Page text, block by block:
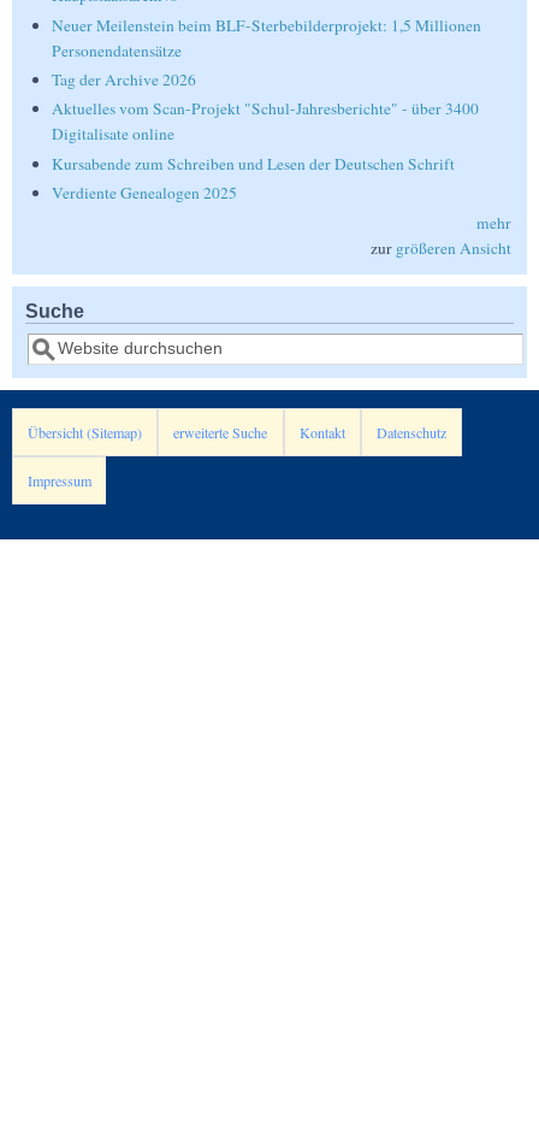
Neuer Meilenstein beim BLF-Sterbebilderprojekt: 1,5 Millionen
Personendatensätze
Tag der Archive 2026
Aktuelles vom Scan-Projekt "Schul-Jahresberichte" - über 3400
Digitalisate online
Kursabende zum Schreiben und Lesen der Deutschen Schrift
Verdiente Genealogen 2025
mehr
zur größeren Ansicht
Suche
Suche
Übersicht (Sitemap) erweiterte Suche Kontakt Datenschutz
Impressum